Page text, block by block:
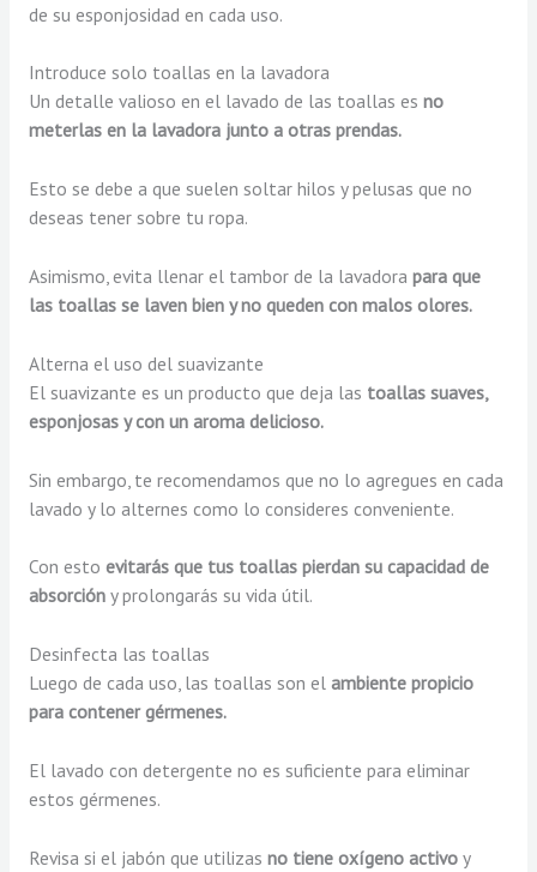
de su esponjosidad en cada uso.
Introduce solo toallas en la lavadora
Un detalle valioso en el lavado de las toallas es no
meterlas en la lavadora junto a otras prendas.
Esto se debe a que suelen soltar hilos y pelusas que no
deseas tener sobre tu ropa.
Asimismo, evita llenar el tambor de la lavadora para que
las toallas se laven bien y no queden con malos olores.
Alterna el uso del suavizante
El suavizante es un producto que deja las toallas suaves,
esponjosas y con un aroma delicioso.
Sin embargo, te recomendamos que no lo agregues en cada
lavado y lo alternes como lo consideres conveniente.
Con esto evitarás que tus toallas pierdan su capacidad de
absorcióny prolongarás su vida útil.
Desinfecta las toallas
Luego de cada uso, las toallas son el ambiente propicio
para contener gérmenes.
El lavado con detergente no es suficiente para eliminar
estos gérmenes.
Revisa si el jabón que utilizas no tiene oxígeno activo y